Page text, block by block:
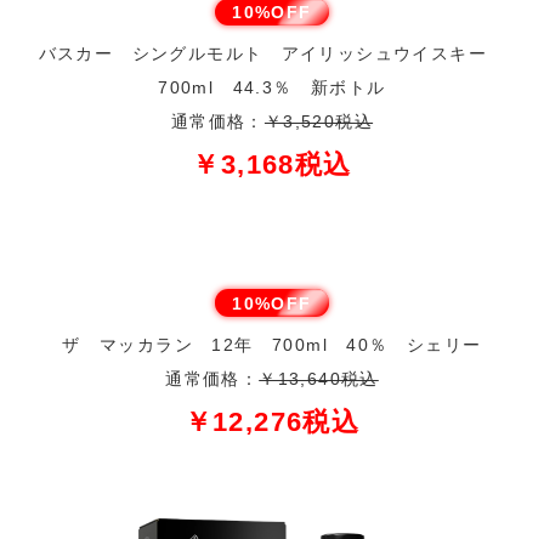
10%OFF
バスカー シングルモルト アイリッシュウイスキー
700ml 44.3％ 新ボトル
通常価格： ￥3,520税込
￥3,168税込
10%OFF
ザ マッカラン 12年 700ml 40％ シェリー
通常価格：￥13,640税込
￥12,276税込